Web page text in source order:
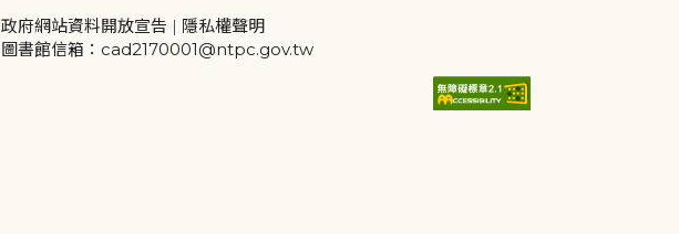
政府網站資料開放宣告 | 隱私權聲明
圖書館信箱：cad2170001@ntpc.gov.tw